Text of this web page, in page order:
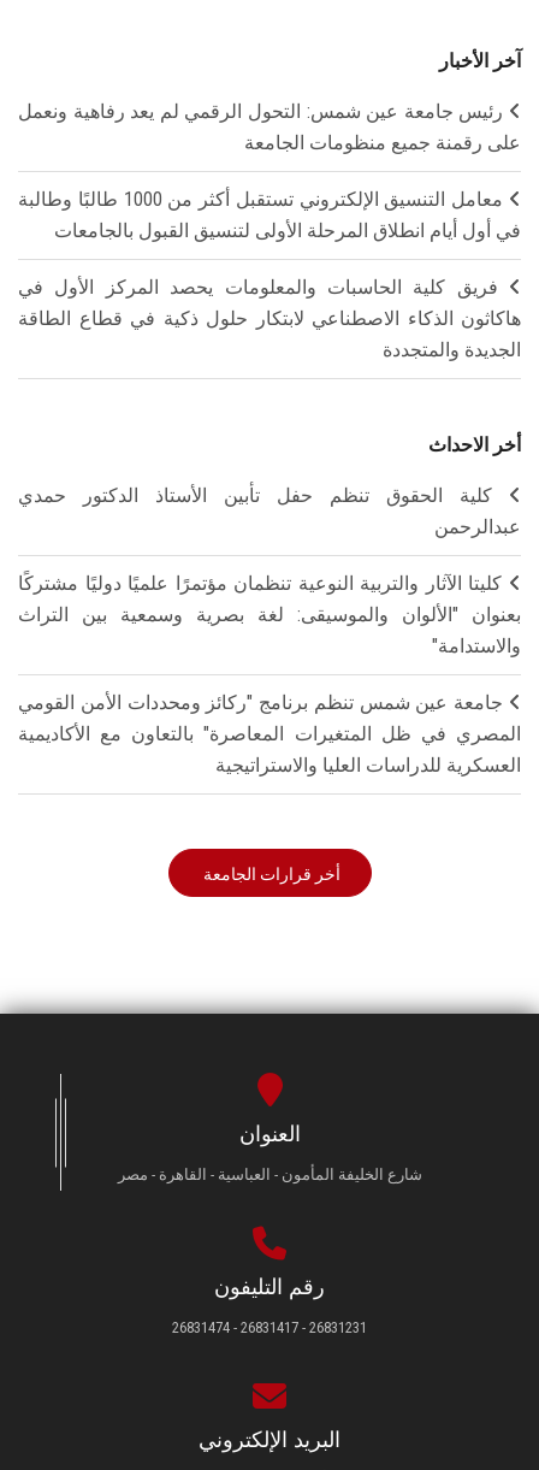
آخر الأخبار
رئيس جامعة عين شمس: التحول الرقمي لم يعد رفاهية ونعمل
على رقمنة جميع منظومات الجامعة
معامل التنسيق الإلكتروني تستقبل أكثر من 1000 طالبًا وطالبة
في أول أيام انطلاق المرحلة الأولى لتنسيق القبول بالجامعات
فريق كلية الحاسبات والمعلومات يحصد المركز الأول في
هاكاثون الذكاء الاصطناعي لابتكار حلول ذكية في قطاع الطاقة
الجديدة والمتجددة
أخر الاحداث
كلية الحقوق تنظم حفل تأبين الأستاذ الدكتور حمدي
عبدالرحمن
كليتا الآثار والتربية النوعية تنظمان مؤتمرًا علميًا دوليًا مشتركًا
بعنوان "الألوان والموسيقى: لغة بصرية وسمعية بين التراث
والاستدامة"
جامعة عين شمس تنظم برنامج "ركائز ومحددات الأمن القومي
المصري في ظل المتغيرات المعاصرة" بالتعاون مع الأكاديمية
العسكرية للدراسات العليا والاستراتيجية
أخر قرارات الجامعة
العنوان
شارع الخليفة المأمون - العباسية - القاهرة - مصر
رقم التليفون
26831231 - 26831417 - 26831474
البريد الإلكتروني